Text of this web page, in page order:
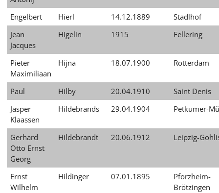
עברית
العربية
日
本
Engelbert Hierl 14.12.1889
Stadlhof
Jean
Jacques
Higelin 1915 Fellering
Pieter
Maximiliaan
Hijna 18.07.1900 Rotterdam
Paul Hilby 20.04.1910
Saint Denis
Jasper
Klaassen
Hildebrands 29.04.1904 Petkumer-
Gerhard
Otto Ernst
Georg
Hildebrandt 20.06.1912 Leipzig-
Ernst
Wilhelm
Hildinger 07.01.1895
Pforzheim-
Brötzingen